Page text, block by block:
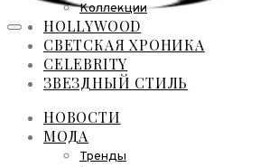
Коллекции
HOLLYWOOD
СВЕТСКАЯ ХРОНИКА
CELEBRITY
ЗВЕЗДНЫЙ СТИЛЬ
НОВОСТИ
МОДА
Тренды